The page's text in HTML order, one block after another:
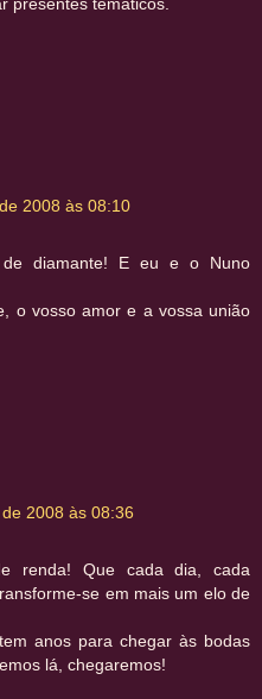
2008 às 08:10
diamante! E eu e o Nuno
o vosso amor e a vossa união
2008 às 08:36
renda! Que cada dia, cada
se em mais um elo de
anos para chegar às bodas
lá, chegaremos!